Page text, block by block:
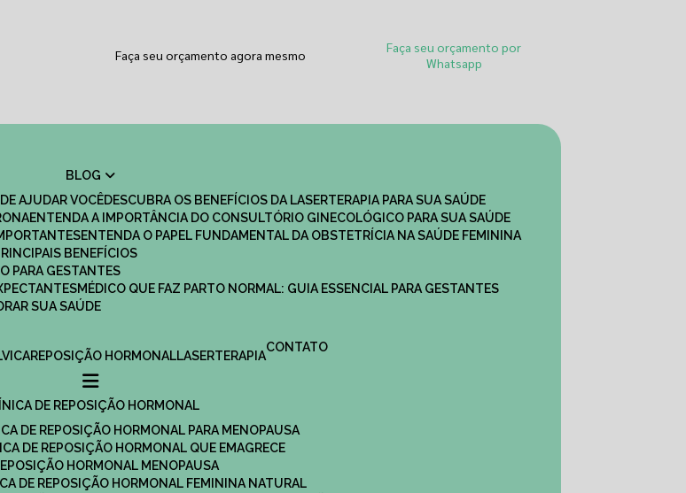
Faça seu orçamento agora mesmo
Faça seu orçamento por
Whatsapp
BLOG
AJUDAR VOCÊ
DESCUBRA OS BENEFÍCIOS DA LASERTERAPIA PARA SUA SAÚDE
ENTENDA A IMPORTÂNCIA DO CONSULTÓRIO GINECOLÓGICO PARA SUA SAÚDE
ENTENDA O PAPEL FUNDAMENTAL DA OBSTETRÍCIA NA SAÚDE FEMININA
BENEFÍCIOS
PARA GESTANTES
MÉDICO QUE FAZ PARTO NORMAL: GUIA ESSENCIAL PARA GESTANTES
SUA SAÚDE
REPOSIÇÃO HORMONAL LASERTERAPIA
CONTATO
DE REPOSIÇÃO HORMONAL
DE REPOSIÇÃO HORMONAL PARA MENOPAUSA
DE REPOSIÇÃO HORMONAL QUE EMAGRECE
HORMONAL MENOPAUSA
DE REPOSIÇÃO HORMONAL FEMININA NATURAL